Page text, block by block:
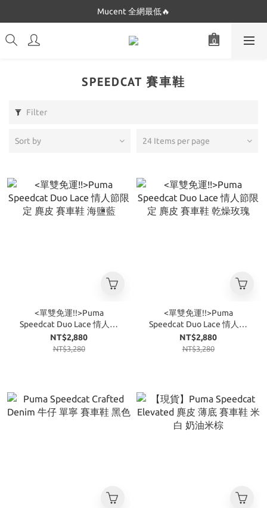
Dickies 最低只要$5XX!!
Mucent 全網最低🔥
Dickies 最低只要$5XX!!
SPEEDCAT 賽車鞋
Filter
Sort by 24 Items per page
<單雙免運!!>Puma
Speedcat Duo Lace 情人節
限定 麂皮 賽車鞋 海鹽藍
NT$2,880
NT$3,280
<單雙免運!!>Puma
Speedcat Duo Lace 情人節
限定 麂皮 賽車鞋 乾燥玫瑰
NT$2,880
NT$3,280